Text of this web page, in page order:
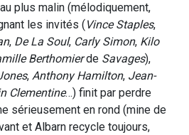
plus malin (mélodiquement,
les invités (Vince Staples,
, De La Soul, Carly Simon, Kilo
Berthomierde Savages),
, Anthony Hamilton, Jean-
Clementine…) finit par perdre
sérieusement en rond (mine de
et Albarn recycle toujours,